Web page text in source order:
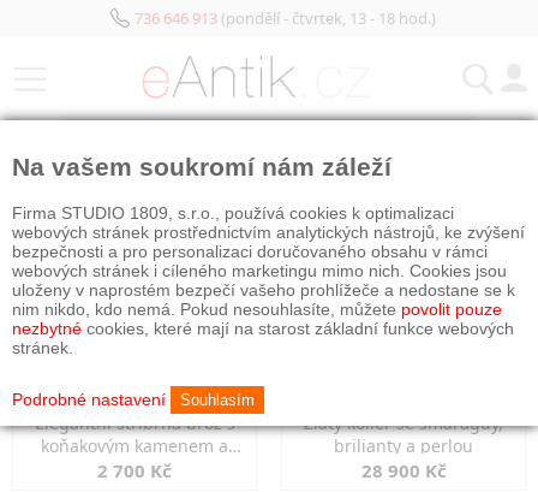
736 646 913(pondělí - čtvrtek, 13 - 18 hod.)
Elegantní stříbrná brož s
koňakovým kamenem a
markazity
2 700 Kč
Zlatý kolier se smaragdy,
brilianty a perlou
28 900 Kč
Na vašem soukromí nám záleží
Firma STUDIO 1809, s.r.o., používá cookies k optimalizaci
webových stránek prostřednictvím analytických nástrojů, ke zvýšení
bezpečnosti a pro personalizaci doručovaného obsahu v rámci
webových stránek i cíleného marketingu mimo nich. Cookies jsou
uloženy v naprostém bezpečí vašeho prohlížeče a nedostane se k
nim nikdo, kdo nemá. Pokud nesouhlasíte, můžete povolit pouze
nezbytné cookies, které mají na starost základní funkce webových
stránek.
Podrobné nastavení Souhlasím